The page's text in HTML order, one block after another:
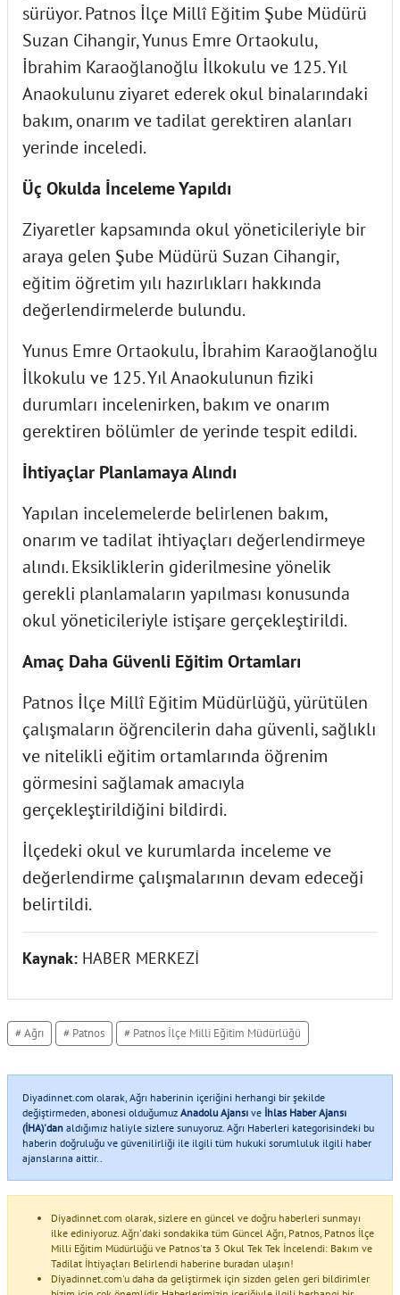
sürüyor. Patnos İlçe Millî Eğitim Şube Müdürü
Suzan Cihangir, Yunus Emre Ortaokulu,
İbrahim Karaoğlanoğlu İlkokulu ve 125. Yıl
Anaokulunu ziyaret ederek okul binalarındaki
bakım, onarım ve tadilat gerektiren alanları
yerinde inceledi.
Üç Okulda İnceleme Yapıldı
Ziyaretler kapsamında okul yöneticileriyle bir
araya gelen Şube Müdürü Suzan Cihangir,
eğitim öğretim yılı hazırlıkları hakkında
değerlendirmelerde bulundu.
Yunus Emre Ortaokulu, İbrahim Karaoğlanoğlu
İlkokulu ve 125. Yıl Anaokulunun fiziki
durumları incelenirken, bakım ve onarım
gerektiren bölümler de yerinde tespit edildi.
İhtiyaçlar Planlamaya Alındı
Yapılan incelemelerde belirlenen bakım,
onarım ve tadilat ihtiyaçları değerlendirmeye
alındı. Eksikliklerin giderilmesine yönelik
gerekli planlamaların yapılması konusunda
okul yöneticileriyle istişare gerçekleştirildi.
Amaç Daha Güvenli Eğitim Ortamları
Patnos İlçe Millî Eğitim Müdürlüğü, yürütülen
çalışmaların öğrencilerin daha güvenli, sağlıklı
ve nitelikli eğitim ortamlarında öğrenim
görmesini sağlamak amacıyla
gerçekleştirildiğini bildirdi.
İlçedeki okul ve kurumlarda inceleme ve
değerlendirme çalışmalarının devam edeceği
belirtildi.
Kaynak: HABER MERKEZİ
# Ağrı # Patnos # Patnos İlçe Milli Eğitim Müdürlüğü
Diyadinnet.com olarak, Ağrı haberinin içeriğini herhangi bir şekilde
değiştirmeden, abonesi olduğumuz Anadolu Ajansı ve İhlas Haber Ajansı
(İHA)'dan aldığımız haliyle sizlere sunuyoruz. Ağrı Haberleri kategorisindeki bu
haberin doğruluğu ve güvenilirliği ile ilgili tüm hukuki sorumluluk ilgili haber
ajanslarına aittir..
Diyadinnet.com olarak, sizlere en güncel ve doğru haberleri sunmayı
ilke ediniyoruz. Ağrı'daki sondakika tüm Güncel Ağrı, Patnos, Patnos İlçe
Milli Eğitim Müdürlüğü ve Patnos'ta 3 Okul Tek Tek İncelendi: Bakım ve
Tadilat İhtiyaçları Belirlendi haberine buradan ulaşın!
Diyadinnet.com'u daha da geliştirmek için sizden gelen geri bildirimler